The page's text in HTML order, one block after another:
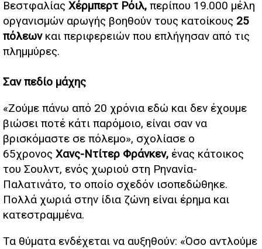
Βεστφαλίας Χέρμπερτ Ρόιλ, περίπου 19.000 μέλη
οργανισμών αρωγής βοηθούν τους κατοίκους 25
πόλεωνκαι περιφερειών που επλήγησαν από τις
πλημμύρες.
Σαν πεδίο μάχης
«Ζούμε πάνω από 20 χρόνια εδώ και δεν έχουμε
βιώσει ποτέ κάτι παρόμοιο, είναι σαν να
βρισκόμαστε σε πόλεμο», σχολίασε ο
65χρονος Χανς-Ντίτερ Φράνκεν, ένας κάτοικος
του Σουλντ, ενός χωριού στη Ρηνανία-
Παλατινάτο, το οποίο σχεδόν ισοπεδώθηκε.
Πολλά χωριά στην ίδια ζώνη είναι έρημα και
κατεστραμμένα.
Τα θύματα ενδέχεται να αυξηθούν: «Όσο αντλούμε